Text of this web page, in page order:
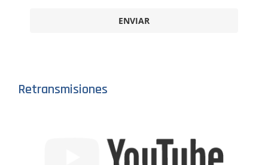
ENVIAR
Retransmisiones